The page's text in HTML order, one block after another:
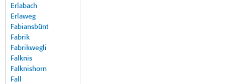
Erlabach
Erlaweg
Fabiansbünt
Fabrik
Fabrikwegli
Falknis
Falknishorn
Fall